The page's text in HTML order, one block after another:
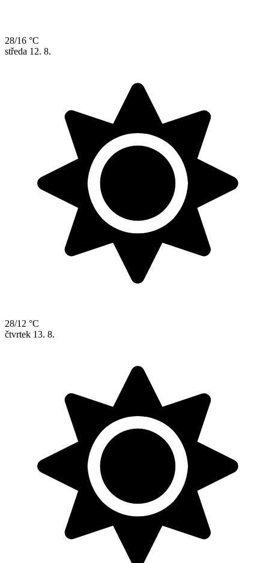
28/16 °C
středa 12. 8.
28/12 °C
čtvrtek 13. 8.